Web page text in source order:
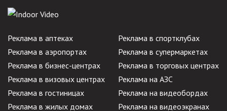
Реклама в аптеках
Реклама в аэропортах
Реклама в бизнес-центрах
Реклама в визовых центрах
Реклама в гостиницах
Реклама в жилых домах
Реклама в спортклубах
Реклама в супермаркетах
Реклама в торговых центрах
Реклама на АЗС
Реклама на видеобордах
Реклама на видеоэкранах